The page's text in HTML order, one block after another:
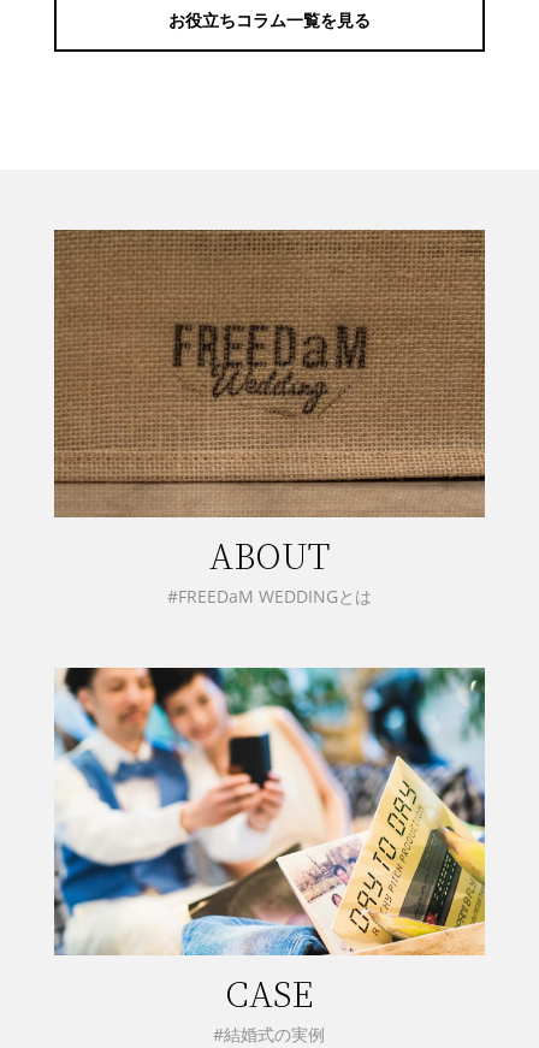
お役立ちコラム一覧を見る
ABOUT
#FREEDaM WEDDINGとは
CASE
#結婚式の実例